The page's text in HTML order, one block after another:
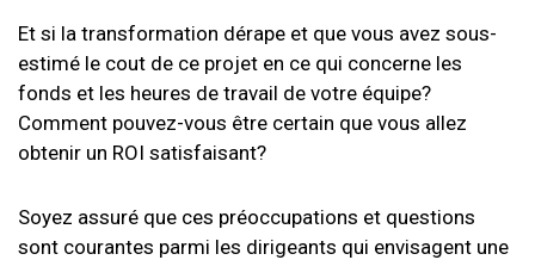
Et si la transformation dérape et que vous avez sous-
estimé le cout de ce projet en ce qui concerne les
fonds et les heures de travail de votre équipe?
Comment pouvez-vous être certain que vous allez
obtenir un ROI satisfaisant?
Soyez assuré que ces préoccupations et questions
sont courantes parmi les dirigeants qui envisagent une